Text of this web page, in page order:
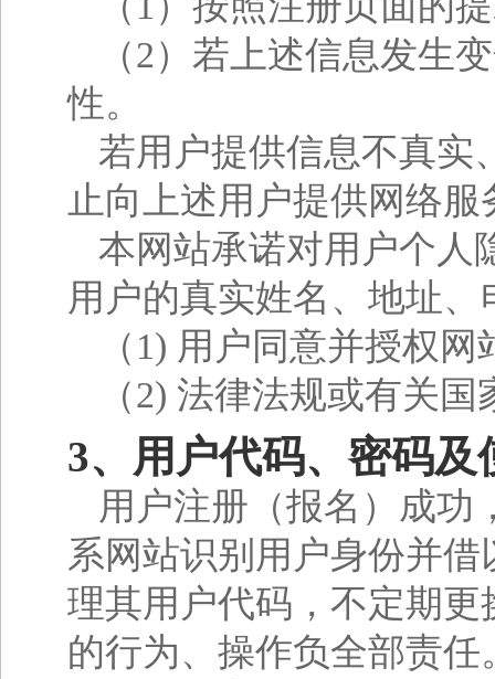
（2）若上述信息发生
性。
若用户提供信息不真实
止向上述用户提供网络服
本网站承诺对用户个人
用户的真实姓名、地址
（1) 用户同意并授权
（2) 法律法规或有关
3、用户代码、密码及
用户注册（报名）成功
系网站识别用户身份并
理其用户代码，不定期
的行为、操作负全部责任